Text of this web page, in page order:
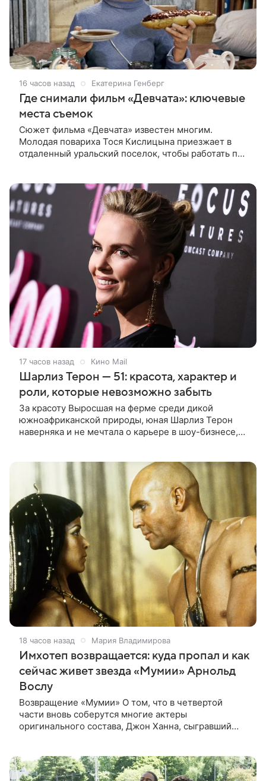
16 часов назад Екатерина Генберг
Где снимали фильм «Девчата»: ключевые
места съемок
Сюжет фильма «Девчата» известен многим.
Молодая повариха Тося Кислицына приезжает в
отдаленный уральский поселок, чтобы работать по
17 часов назад Кино Mail
Шарлиз Терон — 51: красота, характер и
роли, которые невозможно забыть
За красоту Выросшая на ферме среди дикой
южноафриканской природы, юная Шарлиз Терон
наверняка и не мечтала о карьере в шоу-бизнесе,
18 часов назад Мария Владимирова
Имхотеп возвращается: куда пропал и как
сейчас живет звезда «Мумии» Арнольд
Вослу
Возвращение «Мумии» О том, что в четвертой
части вновь соберутся многие актеры
оригинального состава, Джон Ханна, сыгравший